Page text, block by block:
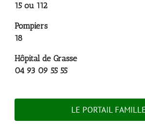
15 ou 112
Pompiers
18
Hôpital de Grasse
04 93 09 55 55
LE PORTAIL FAMILLE